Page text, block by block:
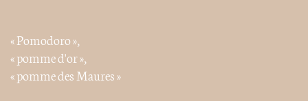
« Pomodoro »,
« pomme d'or »,
« pomme des Maures »